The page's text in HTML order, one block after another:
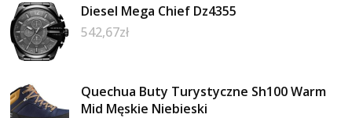
Diesel Mega Chief Dz4355
542,67zł
Quechua Buty Turystyczne Sh100 Warm
Mid Męskie Niebieski